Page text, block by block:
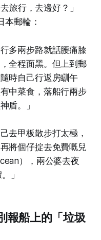
旅行，去邊好？」
本郵輪：
多兩步路就話腰痛膝
全程面黑。但上到郵
時自己行返房瞓午
中菜食，落船行兩步
盾。」
去甲板散步打太極，
將個仔掟去免費嘅兒
），兩公婆去夜
」
報船上的「垃圾